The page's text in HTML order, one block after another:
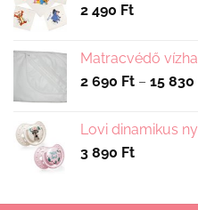
2 490 Ft
Matracvédő
2 690 Ft – 15 830
Lovi dinamikus
3 890 Ft